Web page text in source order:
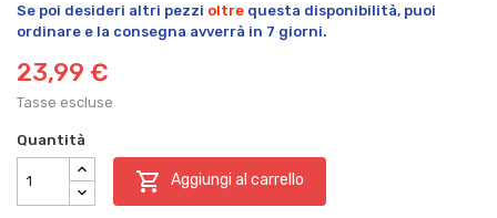
Se poi desideri altri pezzi oltre questa disponibilità, puoi
ordinare e la consegna avverrà in 7 giorni.
23,99 €
Tasse escluse
Quantità
 Aggiungi al carrello